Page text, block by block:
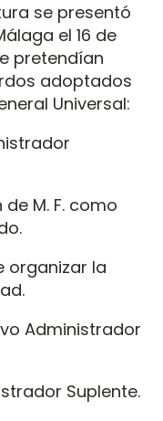
se presentó
el 16 de
pretendían
adoptados
Universal:
M. F. como
organizar la
Administrador
Suplente.